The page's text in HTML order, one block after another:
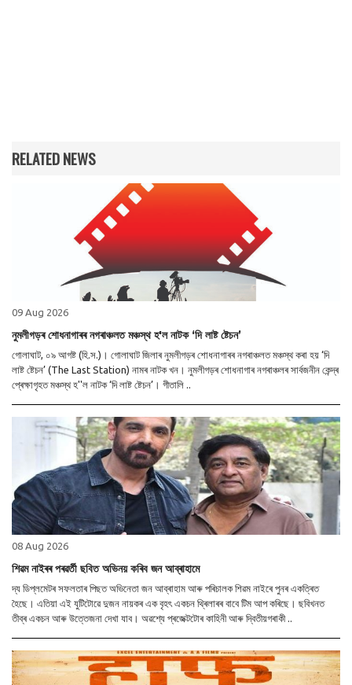
RELATED NEWS
09 Aug 2026
নুমলীগড়ৰ শোধনাগাৰৰ নগৰাঞ্চলত মঞ্চস্থ হ'ল নাটক ‘দি লাষ্ট ষ্টেচন’
গোলাঘাট, ০৯ আগষ্ট (হি.স.)। গোলাঘাট জিলাৰ নুমলীগড়ৰ শোধনাগাৰৰ নগৰাঞ্চলত মঞ্চস্থ কৰা হয় ‘দি
লাষ্ট ষ্টেচন’ (The Last Station) নামৰ নাটক খন। নুমলীগড়ৰ শোধনাগাৰ নগৰাঞ্চলৰ সাৰ্বজনীন কেন্দ্ৰ
প্ৰেক্ষাগৃহত মঞ্চস্থ হ''ল নাটক ‘দি লাষ্ট ষ্টেচন’। গীতালি ..
08 Aug 2026
শিৱম নাইৰৰ পৰৱৰ্তী ছবিত অভিনয় কৰিব জন আব্ৰাহামে
দ্য ডিপ্লমেটৰ সফলতাৰ পিছত অভিনেতা জন আব্ৰাহাম আৰু পৰিচালক শিৱম নাইৰে পুনৰ একত্ৰিত
হৈছে। এতিয়া এই যুটিটোৱে দুজন নায়কৰ এক বৃহৎ একচন থ্ৰিলাৰৰ বাবে টিম আপ কৰিছে। ছবিখনত
তীব্ৰ একচন আৰু উত্তেজনা দেখা যাব। অৱশ্যে প্ৰজেক্টটোৰ কাহিনী আৰু দ্বিতীয়গৰাকী ..